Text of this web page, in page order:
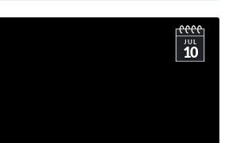
JUL
10